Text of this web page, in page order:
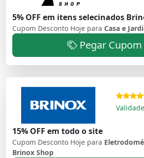
5% OFF em itens selecinados
Cupom Desconto Hoje para Casa e
Pegar
15% OFF em todo o site
Cupom Desconto Hoje para
Brinox Shop